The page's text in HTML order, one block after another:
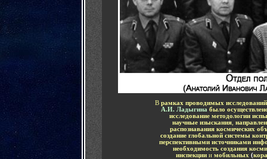
В рамках проводимых исследований
А.И. Ладыгина было
исследование методологии
научные изыскания
распознавания космических
создание глобальной системы
перспективными источниками
необходимость создания
инспекции и мобильных (